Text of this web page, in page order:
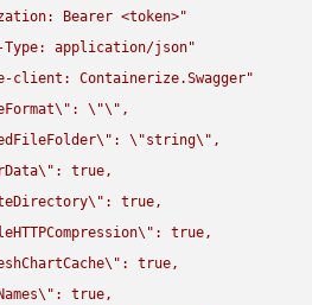
Bearer <token>"
Type: application/json"
client: Containerize.Swagger"
\" : \"\" ,
\" : \"string\" ,
\" : true,
\" : true,
\" : true,
\" : true,
\" : true,